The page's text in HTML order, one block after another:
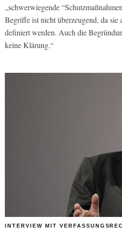
„schwerwiegende
Begriffe ist nicht überzeugend, da sie
definiert werden. Auch die
keine Klärung.“
INTERVIEW MIT